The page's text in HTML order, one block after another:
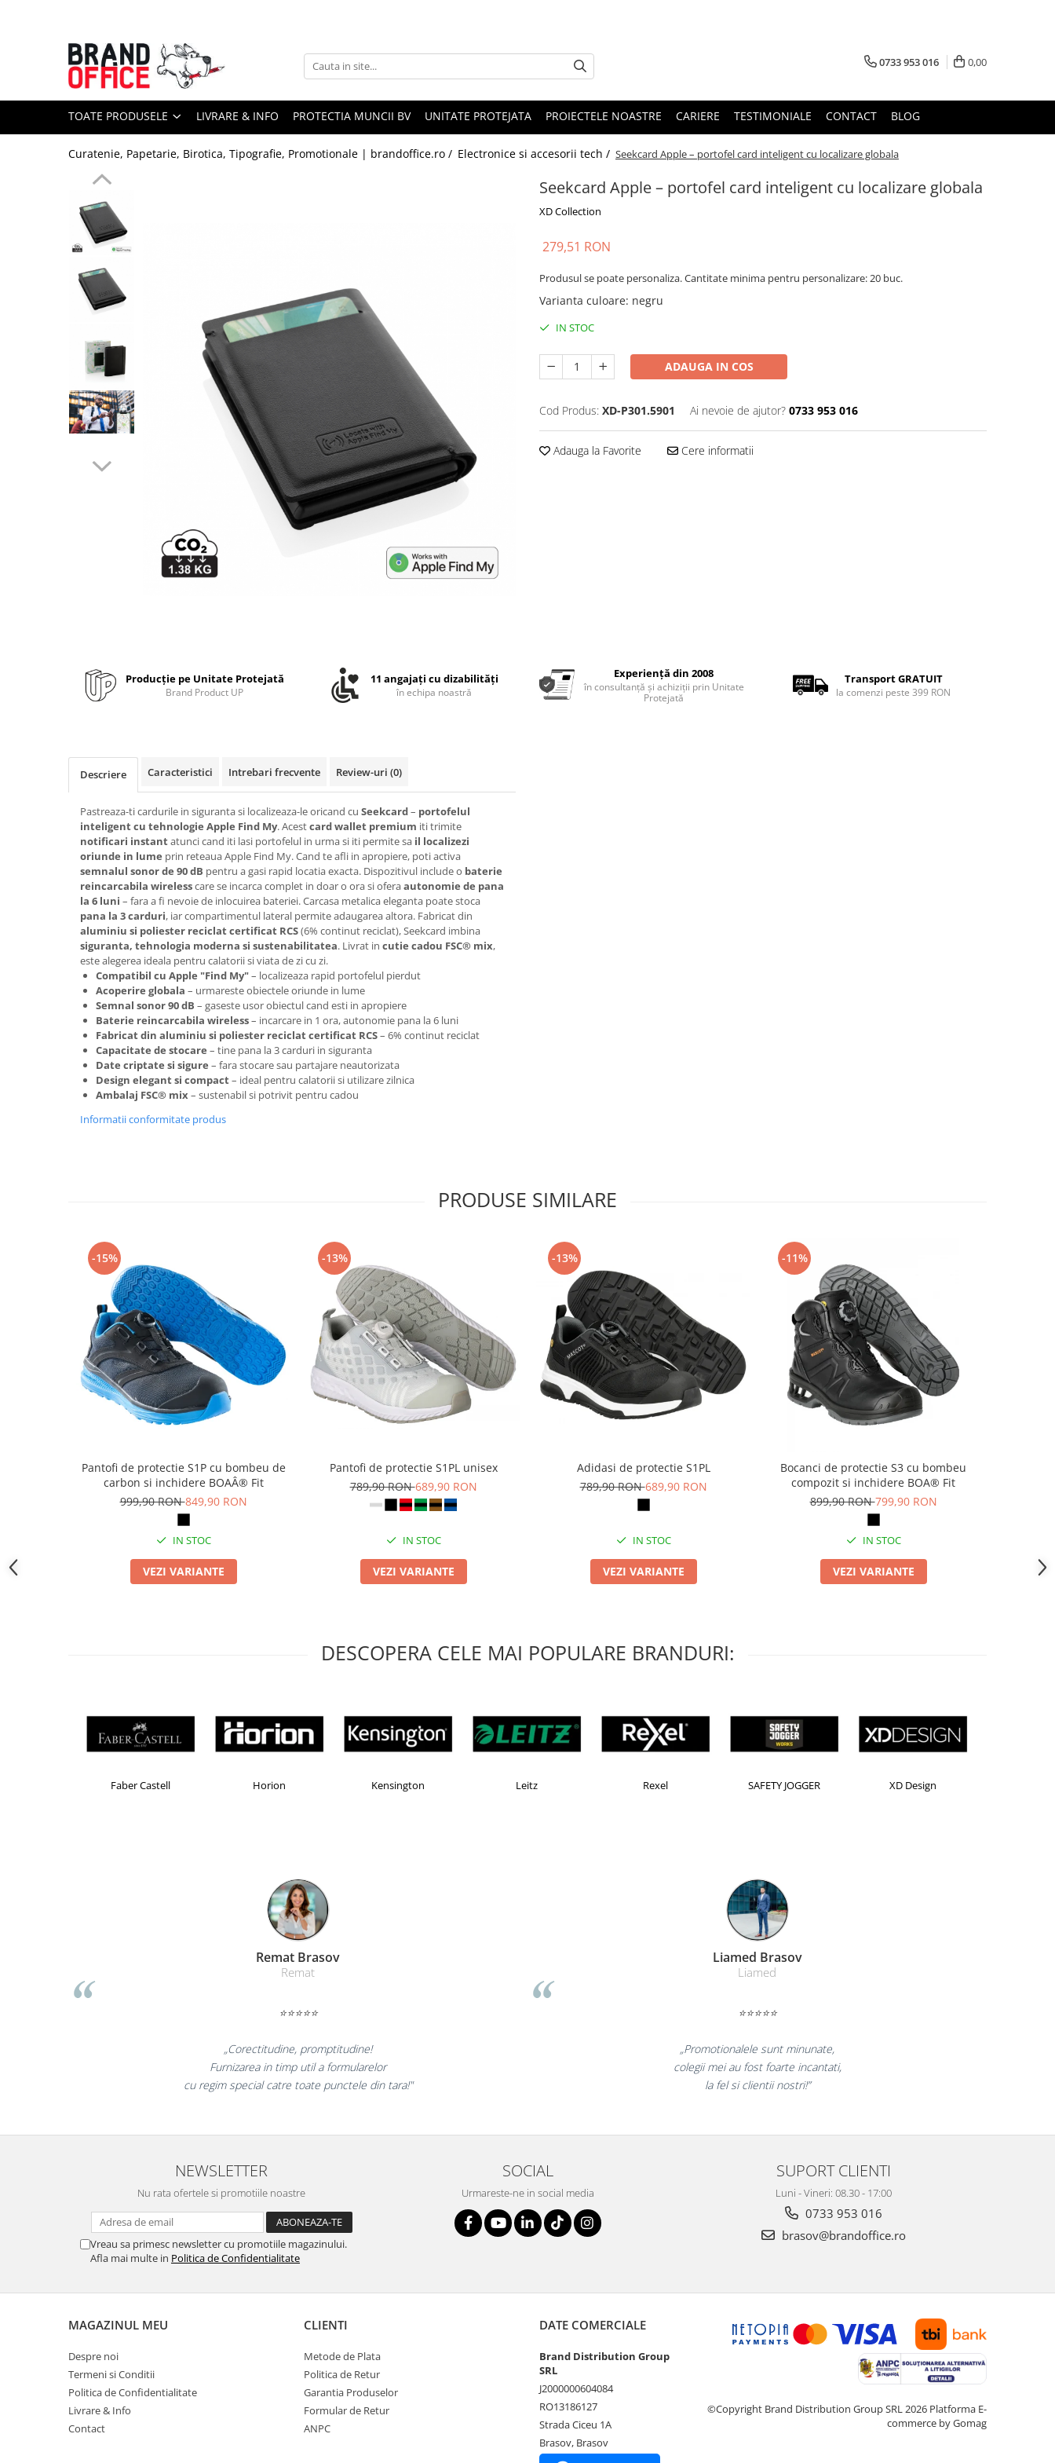
Toate Produsele
Unitate Protejata - PRODUCTIE
Hartie copiator si produse
Saci menajeri (Unitate Protejata)
Agende, calendare si organizatoare
Organizatoare business
Birotica si papetarie
Bibliorafturi, caiete mecanice,
Capsatoare, capse si perforatoare
Caiete si blocnotesuri
Accesorii diverse pentru birou
Instrumente de scris eco
Creioane mecanice si grafit
Markere diverse
Carioci si creioane colorate
Rezerve instrumente scris
Tavite documente si suporturi
Ascutitori, radiere, agrafe
Foarfece pentru birou
Curatenie si igiena
Produse Antibacteriene
Articole pentru baie
Articole pentru bucatarie
Maturi, mopuri si galeti
Hartie igienica, prosoape hartie si
Articole pentru rufe, casa,
geamuri, mobila
Articole pentru birou, suprafete,
Caiete si blocnotesuri
Stampile, tusiere si tus
Protectia muncii si Imbracaminte
Bluze & Pulovere
Incaltaminte
Casti de protectie
Ochelari de protectie si viziere
Sepci, caciuli si esarfe
Flipchart-uri
Electronice si accesorii tech
Adaptoare de calatorie
Baterii si acumulatori
Cabluri si conectivitate
Ceasuri smart - Smartwatch
Baterii externe - Powerbanks
Accesorii localizare (FindMy)
Cartuse, tonere, consumabile PC
Standuri PC si suporturi
0733 953 016 0,00
TOATE PRODUSELE LIVRARE & INFO PROTECTIA MUNCII BV UNITATE PROTEJATA PROIECTELE NOASTRE CARIERE TESTIMONIALE CONTACT BLOG
Curatenie, Papetarie, Birotica, Tipografie, Promotionale | brandoffice.ro / Electronice si accesorii tech / Seekcard Apple – portofel card inteligent cu localizare globala
Seekcard Apple – portofel card inteligent cu localizare globala
XD Collection
279,51 RON
Produsul se poate personaliza. Cantitate minima pentru personalizare: 20 buc.
Varianta culoare: negru
IN STOC
ADAUGA IN COS
Cod Produs: XD-P301.5901 Ai nevoie de ajutor? 0733 953 016
Adauga la Favorite Cere informatii
Producție pe Unitate Protejată
Brand Product UP
11 angajați cu dizabilități
în echipa noastră
Experiență din 2008
în consultanță și achiziții prin Unitate
Protejată
Transport GRATUIT
la comenzi peste 399 RON
Descriere Caracteristici Intrebari frecvente Review-uri (0)
Pastreaza-ti cardurile in siguranta si localizeaza-le oricand cu Seekcard– portofelul
inteligent cu tehnologie Apple Find My. Acestcard wallet premium iti trimite
notificari instantatunci cand iti lasi portofelul in urma si iti permite sa il localizezi
oriunde in lume prin reteaua Apple Find My. Cand te afli in apropiere, poti activa
semnalul sonor de 90 dB pentru a gasi rapid locatia exacta. Dispozitivul include o baterie
reincarcabila wirelesscare se incarca complet in doar o ora si oferaautonomie de pana
la 6 luni – fara a fi nevoie de inlocuirea bateriei. Carcasa metalica eleganta poate stoca
pana la 3 carduri, iar compartimentul lateral permite adaugarea altora. Fabricat din
aluminiu si poliester reciclat certificat RCS(6% continut reciclat), Seekcard imbina
siguranta, tehnologia moderna si sustenabilitatea. Livrat in cutie cadou FSC® mix,
este alegerea ideala pentru calatorii si viata de zi cu zi.
Compatibil cu Apple "Find My"– localizeaza rapid portofelul pierdut
Acoperire globala – urmareste obiectele oriunde in lume
Semnal sonor 90 dB – gaseste usor obiectul cand esti in apropiere
Baterie reincarcabila wireless– incarcare in 1 ora, autonomie pana la 6 luni
Fabricat din aluminiu si poliester reciclat certificat RCS– 6% continut reciclat
Capacitate de stocare – tine pana la 3 carduri in siguranta
Date criptate si sigure – fara stocare sau partajare neautorizata
Design elegant si compact– ideal pentru calatorii si utilizare zilnica
Ambalaj FSC® mix– sustenabil si potrivit pentru cadou
Informatii conformitate produs
PRODUSE SIMILARE
-15%
Pantofi de protectie S1P cu bombeu de
carbon si inchidere BOAÂ® Fit
999,90 RON849,90 RON
IN STOC
VEZI VARIANTE
-13%
Pantofi de protectie S1PL unisex
789,90 RON689,90 RON
IN STOC
VEZI VARIANTE
-13%
Adidasi de protectie S1PL
789,90 RON689,90 RON
IN STOC
VEZI VARIANTE
-11%
Bocanci de protectie S3 cu bombeu
compozit si inchidere BOA® Fit
899,90 RON799,90 RON
IN STOC
VEZI VARIANTE
DESCOPERA CELE MAI POPULARE BRANDURI:
Brand Product UP Colorissimo EKOMAX Faber Castell Horion Kensington
Liamed Brasov
Liamed
⭐⭐⭐⭐⭐
„Promotionalele sunt minunate,
colegii mei au fost foarte incantati,
la fel si clientii nostri!”
Farmacom Brasov
Farmacom
⭐⭐⭐⭐⭐
„Ne bucuram pentru reluarea colaborarii si
ne declaram multumiti pentru produsele plasate
si finalizate cu succes la timp."
NEWSLETTER
Nu rata ofertele si promotiile noastre
Vreau sa primesc newsletter cu promotiile magazinului.
Afla mai multe in Politica de Confidentialitate
SOCIAL
Urmareste-ne in social media
SUPORT CLIENTI
Luni - Vineri: 08.30 - 17:00
0733 953 016
brasov@brandoffice.ro
MAGAZINUL MEU
Despre noi
Termeni si Conditii
Politica de Confidentialitate
Livrare & Info
Contact
CLIENTI
Metode de Plata
Politica de Retur
Garantia Produselor
Formular de Retur
ANPC
DATE COMERCIALE
Brand Distribution Group
SRL
J2000000604084
RO13186127
Strada Ciceu 1A
Brasov, Brasov
©Copyright Brand Distribution Group SRL 2026 Platforma E-
commerce by Gomag